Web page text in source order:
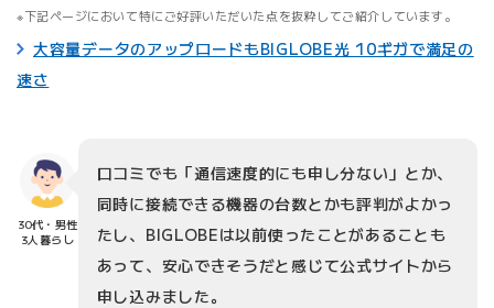
下記ページにおいて特にご好評いただいた点を抜粋してご紹介しています。
大容量データのアップロードもBIGLOBE光 10ギガで満足の
速さ
30代・男性
3人暮らし
口コミでも「通信速度的にも申し分ない」とか、
同時に接続できる機器の台数とかも評判がよかっ
たし、BIGLOBEは以前使ったことがあることも
あって、安心できそうだと感じて公式サイトから
申し込みました。